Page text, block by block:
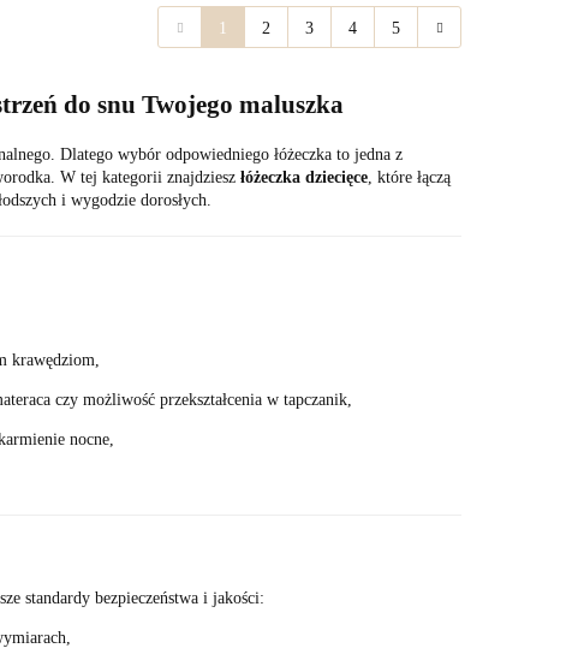
1 2 3 4 5
do snu Twojego maluszka
Dlatego wybór odpowiedniego łóżeczka to jedna z
W tej kategorii znajdziesz łóżeczka dziecięce, które łączą
i wygodzie dorosłych.
krawędziom,
czy możliwość przekształcenia w tapczanik,
nocne,
standardy bezpieczeństwa i jakości: